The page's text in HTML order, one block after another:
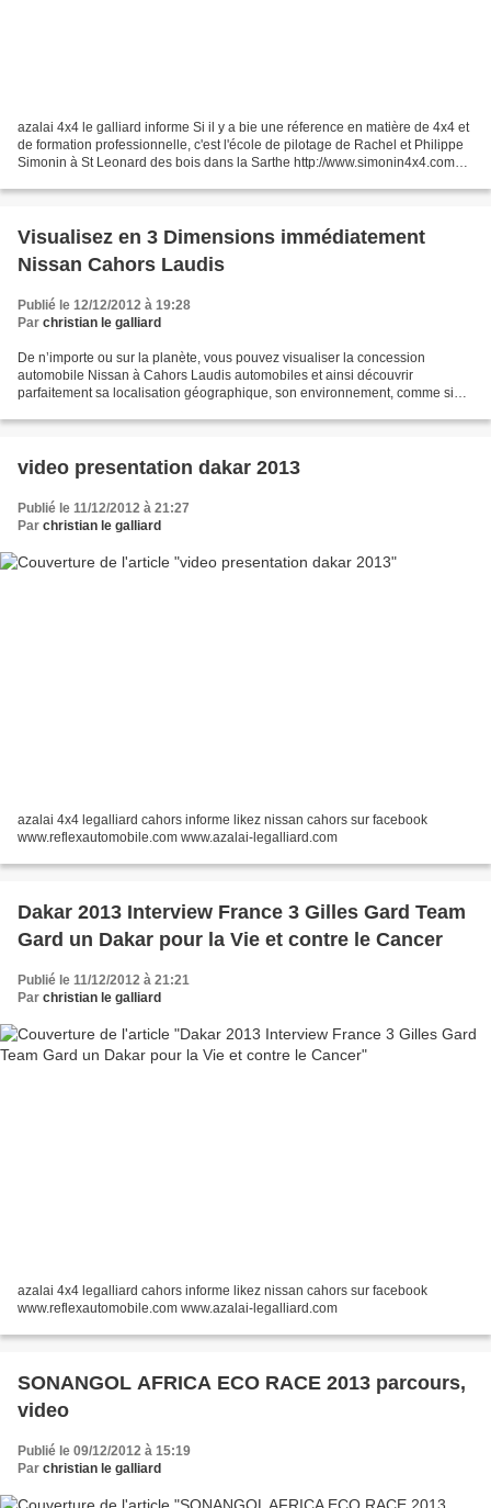
azalai 4x4 le galliard informe Si il y a bie une réference en matière de 4x4 et
de formation professionnelle, c'est l'école de pilotage de Rachel et Philippe
Simonin à St Leonard des bois dans la Sarthe http://www.simonin4x4.com
Visualisez en 3 Dimensions immédiatement
Nissan Cahors Laudis
Publié le 12/12/2012 à 19:28
Par christian le galliard
De n’importe ou sur la planète, vous pouvez visualiser la concession
automobile Nissan à Cahors Laudis automobiles et ainsi découvrir
parfaitement sa localisation géographique, son environnement, comme si
video presentation dakar 2013
Publié le 11/12/2012 à 21:27
Par christian le galliard
azalai 4x4 legalliard cahors informe likez nissan cahors sur facebook
www.reflexautomobile.com www.azalai-legalliard.com
Dakar 2013 Interview France 3 Gilles Gard Team
Gard un Dakar pour la Vie et contre le Cancer
Publié le 11/12/2012 à 21:21
Par christian le galliard
azalai 4x4 legalliard cahors informe likez nissan cahors sur facebook
www.reflexautomobile.com www.azalai-legalliard.com
SONANGOL AFRICA ECO RACE 2013 parcours,
video
Publié le 09/12/2012 à 15:19
Par christian le galliard